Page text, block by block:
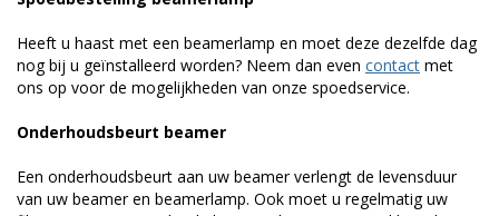
Heeft u haast met een beamerlamp en moet deze dezelfde dag
nog bij u geïnstalleerd worden? Neem dan even contact met
ons op voor de mogelijkheden van onze spoedservice.
Onderhoudsbeurt beamer
Een onderhoudsbeurt aan uw beamer verlengt de levensduur
van uw beamer en beamerlamp. Ook moet u regelmatig uw